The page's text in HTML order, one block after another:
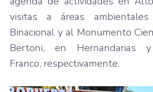
visitas a áreas
Binacional y al Monumento
Bertoni, en Hernandarias
Franco, respectivamente.